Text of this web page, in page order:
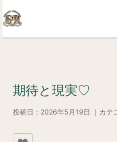
容
を
期待と現実♡
投稿日：2026年5月19日 ｜カテ